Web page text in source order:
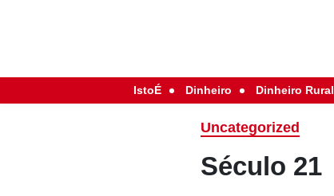
IstoÉ Dinheiro Dinheiro Rural
Uncategorized
Século 21